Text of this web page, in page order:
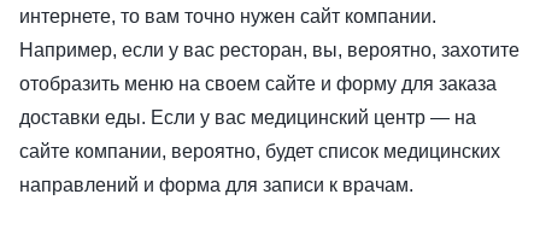
интернете, то вам точно нужен сайт компании.
Например, если у вас ресторан, вы, вероятно, захотите
отобразить меню на своем сайте и форму для заказа
доставки еды. Если у вас медицинский центр — на
сайте компании, вероятно, будет список медицинских
направлений и форма для записи к врачам.